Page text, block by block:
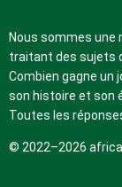
Nous sommes
traitant des sujets
Combien gagne un
son histoire et son
Toutes les
© 2022–2026